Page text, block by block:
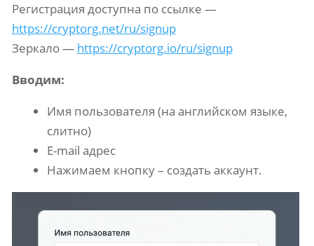
Регистрация доступна по ссылке —
https://cryptorg.net/ru/signup
Зеркало — https://cryptorg.io/ru/signup
Вводим:
Имя пользователя (на английском языке,
слитно)
E-mail адрес
Нажимаем кнопку – создать аккаунт.